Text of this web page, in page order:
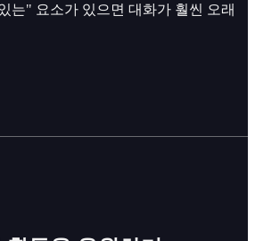
는" 요소가 있으면 대화가 훨씬 오래